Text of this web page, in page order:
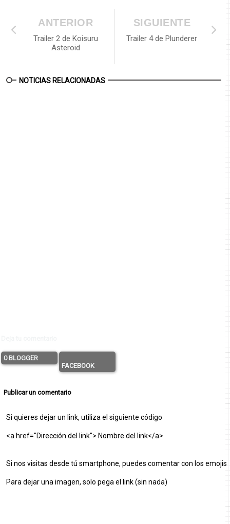
SIGUIENTE
Trailer 4 de Plunderer
ANTERIOR
Trailer 2 de Koisuru
Asteroid
NOTICIAS RELACIONADAS
0 BLOGGER
FACEBOOK
Publicar un comentario
Si quieres dejar un link, utiliza el siguiente código
<a href="Dirección del link"> Nombre del link</a>
Si nos visitas desde tú smartphone, puedes comentar con los emojis
Para dejar una imagen, solo pega el link (sin nada)